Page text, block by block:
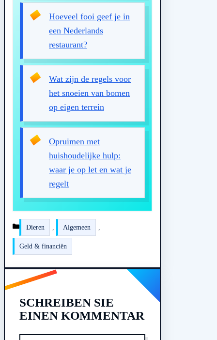
Hoeveel fooi geef je in
een Nederlands
restaurant?
Wat zijn de regels voor
het snoeien van bomen
op eigen terrein
Opruimen met
huishoudelijke hulp:
waar je op let en wat je
regelt
Kategorien
Dieren Algemeen
Geld & financiën
SCHREIBEN SIE
EINEN KOMMENTAR